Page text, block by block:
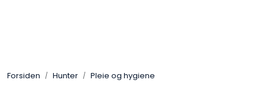
Forsiden Hunter Pleie og hygiene
Leverandører